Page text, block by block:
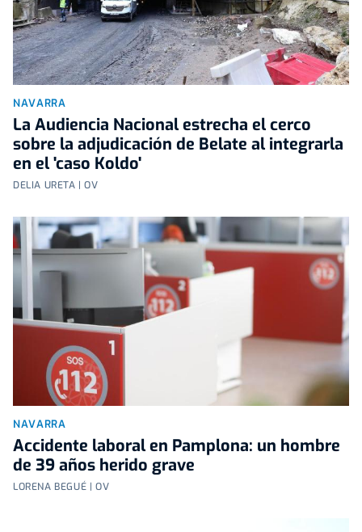
NAVARRA
La Audiencia Nacional estrecha el cerco
sobre la adjudicación de Belate al integrarla
en el 'caso Koldo'
DELIA URETA | OV
NAVARRA
Accidente laboral en Pamplona: un hombre
de 39 años herido grave
LORENA BEGUÉ | OV